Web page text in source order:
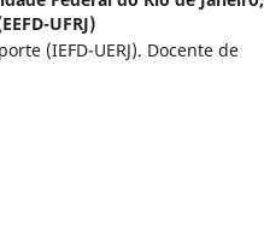
UFRJ)
(IEFD-UERJ). Docente de